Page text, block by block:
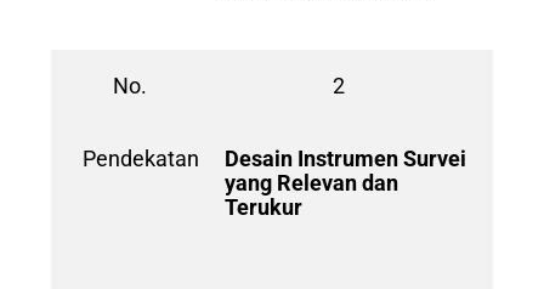
No. 2
Pendekatan
Desain Instrumen Survei
yang Relevan dan
Terukur